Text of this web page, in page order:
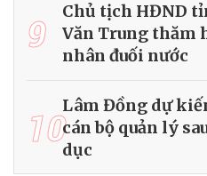
9
Chủ tịch HĐND
Văn Trung thăm
nhân đuối nước
10Lâm Đồng dự
cán bộ quản lý
dục